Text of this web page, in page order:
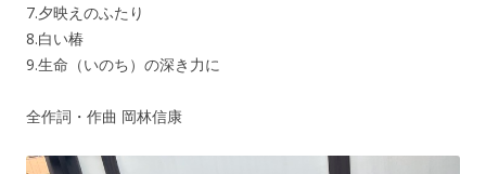
7.夕映えのふたり
8.白い椿
9.生命（いのち）の深き力に
全作詞・作曲 岡林信康